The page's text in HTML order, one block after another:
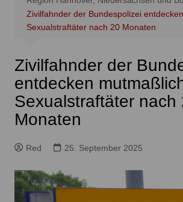
Zivilfahnder der Bundespolizei
Sexualstraftäter nach 20 Monaten
Zivilfahnder der
entdecken
Sexualstraftäter nach
Monaten
Red 25. September 2025